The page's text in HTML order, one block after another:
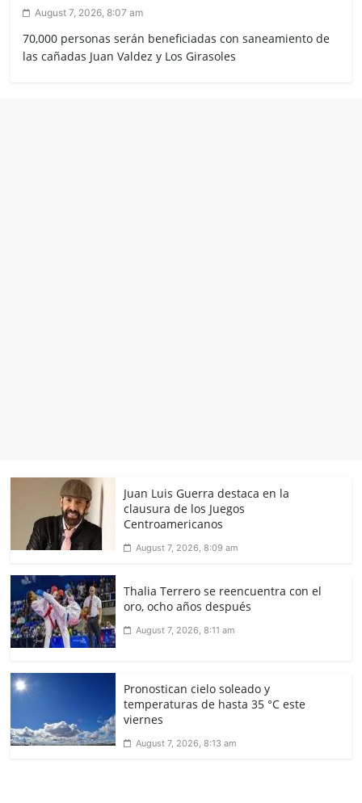
August 7, 2026, 8:07 am
70,000 personas serán beneficiadas con saneamiento de
las cañadas Juan Valdez y Los Girasoles
Juan Luis Guerra destaca en la
clausura de los Juegos
Centroamericanos
August 7, 2026, 8:09 am
Thalia Terrero se reencuentra con el
oro, ocho años después
August 7, 2026, 8:11 am
Pronostican cielo soleado y
temperaturas de hasta 35 °C este
viernes
August 7, 2026, 8:13 am